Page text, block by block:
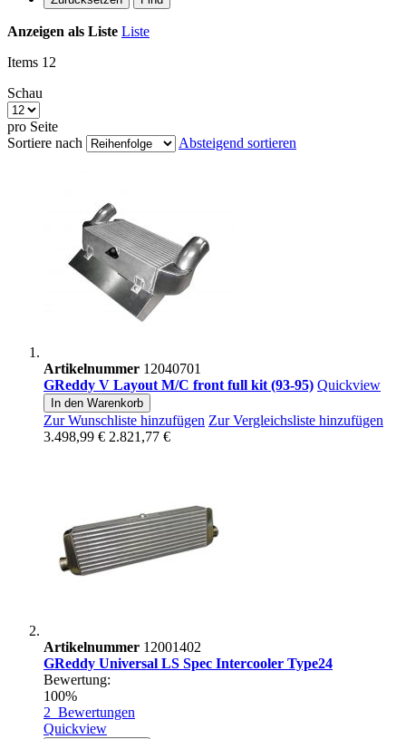
Anzeigen als Liste Liste
Items 12
Schau
pro Seite
Sortiere nach
Absteigend sortieren
Artikelnummer 12040701
GReddy V Layout M/C front full kit (93-95) Quickview
In den Warenkorb
Zur Wunschliste hinzufügen Zur Vergleichsliste hinzufügen
3.498,99 € 2.821,77 €
Artikelnummer 12001402
GReddy Universal LS Spec Intercooler Type24
Bewertung:
100%
2 Bewertungen
Quickview